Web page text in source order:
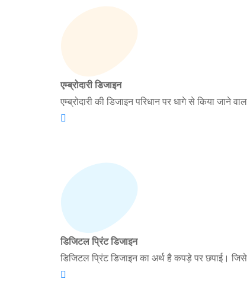
एम्ब्रोदारी डिजाइन
एम्ब्रोदारी की डिजाइन परिधान पर धागे से किया जाने
डिजिटल प्रिंट डिजाइन
डिजिटल प्रिंट डिजाइन का अर्थ है कपड़े पर छपाई।